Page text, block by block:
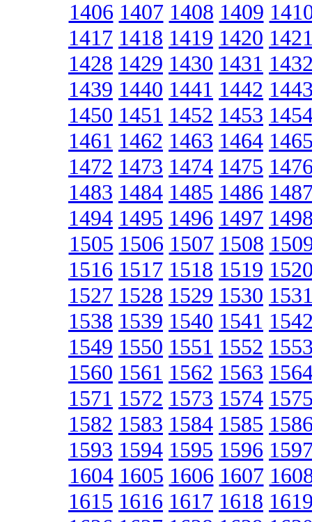
1406 1407 1408 1409
1417 1418 1419 1420
1428 1429 1430 1431
1439 1440 1441 1442
1450 1451 1452 1453
1461 1462 1463 1464
1472 1473 1474 1475
1483 1484 1485 1486
1494 1495 1496 1497
1505 1506 1507 1508
1516 1517 1518 1519
1527 1528 1529 1530
1538 1539 1540 1541
1549 1550 1551 1552
1560 1561 1562 1563
1571 1572 1573 1574
1582 1583 1584 1585
1593 1594 1595 1596
1604 1605 1606 1607
1615 1616 1617 1618